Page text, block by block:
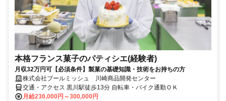
本格フランス菓子のパティシエ(経験者)
月収32万円可【必須条件】製菓の基礎知識・技術をお持ちの方
株式会社ブールミッシュ 川崎商品開発センター
交通・アクセス 黒川駅徒歩13分 自転車・バイク通勤ＯＫ
月給230,000円～300,000円